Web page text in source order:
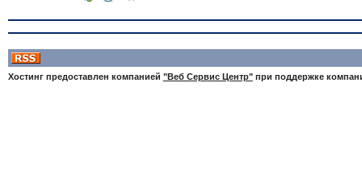
Хостинг предоставлен компанией "Веб Сервис Центр"при поддержке